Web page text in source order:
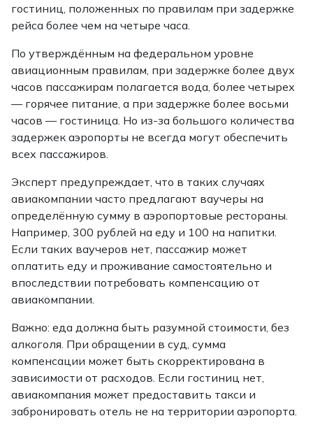
гостиниц, положенных по правилам при задержке
рейса более чем на четыре часа.
По утверждённым на федеральном уровне
авиационным правилам, при задержке более двух
часов пассажирам полагается вода, более четырех
— горячее питание, а при задержке более восьми
часов — гостиница. Но из-за большого количества
задержек аэропорты не всегда могут обеспечить
всех пассажиров.
Эксперт предупреждает, что в таких случаях
авиакомпании часто предлагают ваучеры на
определённую сумму в аэропортовые рестораны.
Например, 300 рублей на еду и 100 на напитки.
Если таких ваучеров нет, пассажир может
оплатить еду и проживание самостоятельно и
впоследствии потребовать компенсацию от
авиакомпании.
Важно: еда должна быть разумной стоимости, без
алкоголя. При обращении в суд, сумма
компенсации может быть скорректирована в
зависимости от расходов. Если гостиниц нет,
авиакомпания может предоставить такси и
забронировать отель не на территории аэропорта.